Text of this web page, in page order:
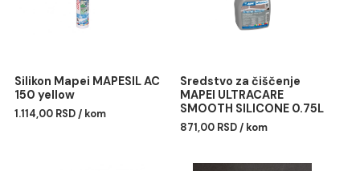
Povezani proizvodi